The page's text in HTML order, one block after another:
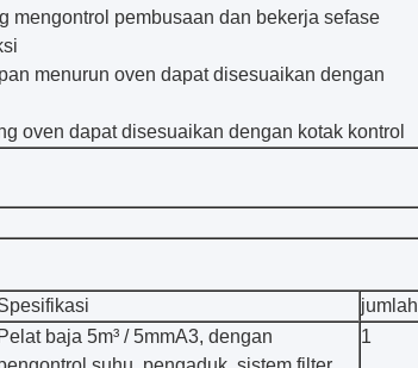
mengontrol pembusaan dan bekerja sefase
menurun oven dapat disesuaikan dengan
oven dapat disesuaikan dengan kotak kontrol
jumlah
Pelat baja 5m³ / 5mmA3, dengan
1